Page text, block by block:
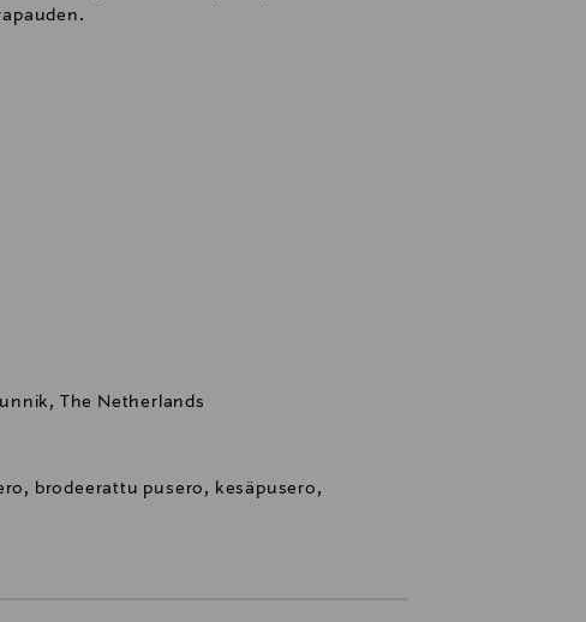
The Netherlands
brodeerattu pusero, kesäpusero,